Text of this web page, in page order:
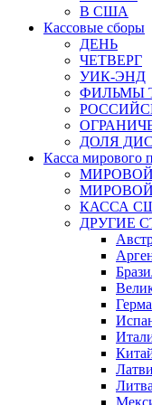
В США
Кассовые сборы
ДЕНЬ
ЧЕТВЕРГ
УИК-ЭНД
ФИЛЬМЫ
ДОЛЯ
Касса мирового
КАССА
ДРУГИЕ
Литва